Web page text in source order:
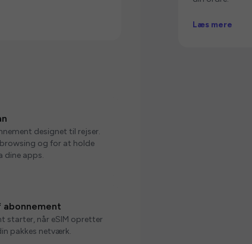
designet til rejser.
og for at holde
dine apps.
starter, når eSIM opretter
pakkes netværk.
Læs mere